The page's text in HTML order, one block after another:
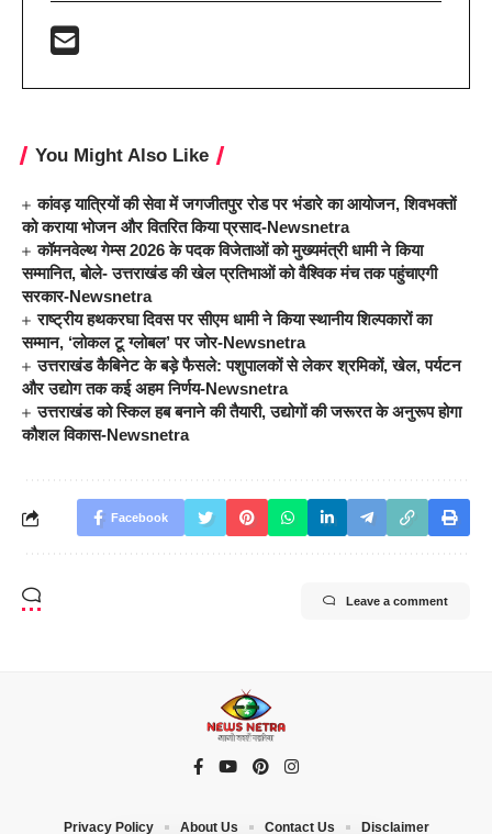
You Might Also Like
कांवड़ यात्रियों की सेवा में जगजीतपुर रोड पर भंडारे का आयोजन, शिवभक्तों
को कराया भोजन और वितरित किया प्रसाद-Newsnetra
कॉमनवेल्थ गेम्स 2026 के पदक विजेताओं को मुख्यमंत्री धामी ने किया
सम्मानित, बोले- उत्तराखंड की खेल प्रतिभाओं को वैश्विक मंच तक पहुंचाएगी
सरकार-Newsnetra
राष्ट्रीय हथकरघा दिवस पर सीएम धामी ने किया स्थानीय शिल्पकारों का
सम्मान, ‘लोकल टू ग्लोबल’ पर जोर-Newsnetra
उत्तराखंड कैबिनेट के बड़े फैसले: पशुपालकों से लेकर श्रमिकों, खेल, पर्यटन
और उद्योग तक कई अहम निर्णय-Newsnetra
उत्तराखंड को स्किल हब बनाने की तैयारी, उद्योगों की जरूरत के अनुरूप होगा
कौशल विकास-Newsnetra
Facebook
Leave a comment
Privacy Policy About Us Contact Us Disclaimer